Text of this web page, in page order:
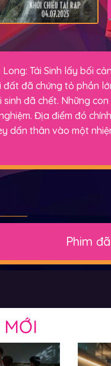
Long: Tái Sinh lấy bối
đất đã chứng tỏ phần
sinh đã chết. Những
Địa điểm đó
dấn thân vào một
Phim